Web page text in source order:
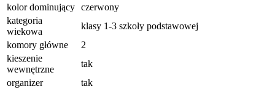
kolor dominujący czerwony
kategoria
wiekowa
klasy 1-3 szkoły podstawowej
komory główne
2
kieszenie
wewnętrzne
tak
organizer
tak